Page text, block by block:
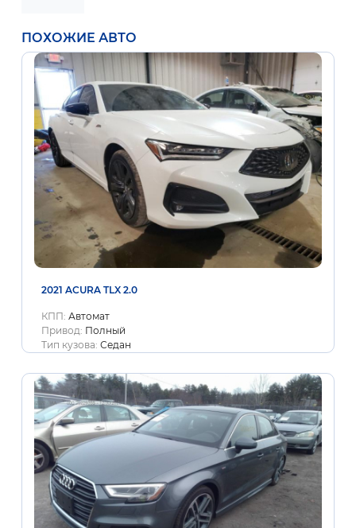
ПОХОЖИЕ АВТО
2021 ACURA TLX 2.0
КПП: Автомат
Привод: Полный
Тип кузова: Седан